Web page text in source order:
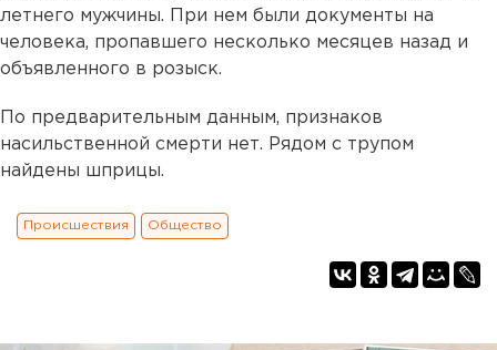
летнего мужчины. При нем были документы на
человека, пропавшего несколько месяцев назад и
объявленного в розыск.
По предварительным данным, признаков
насильственной смерти нет. Рядом с трупом
найдены шприцы.
Происшествия Общество